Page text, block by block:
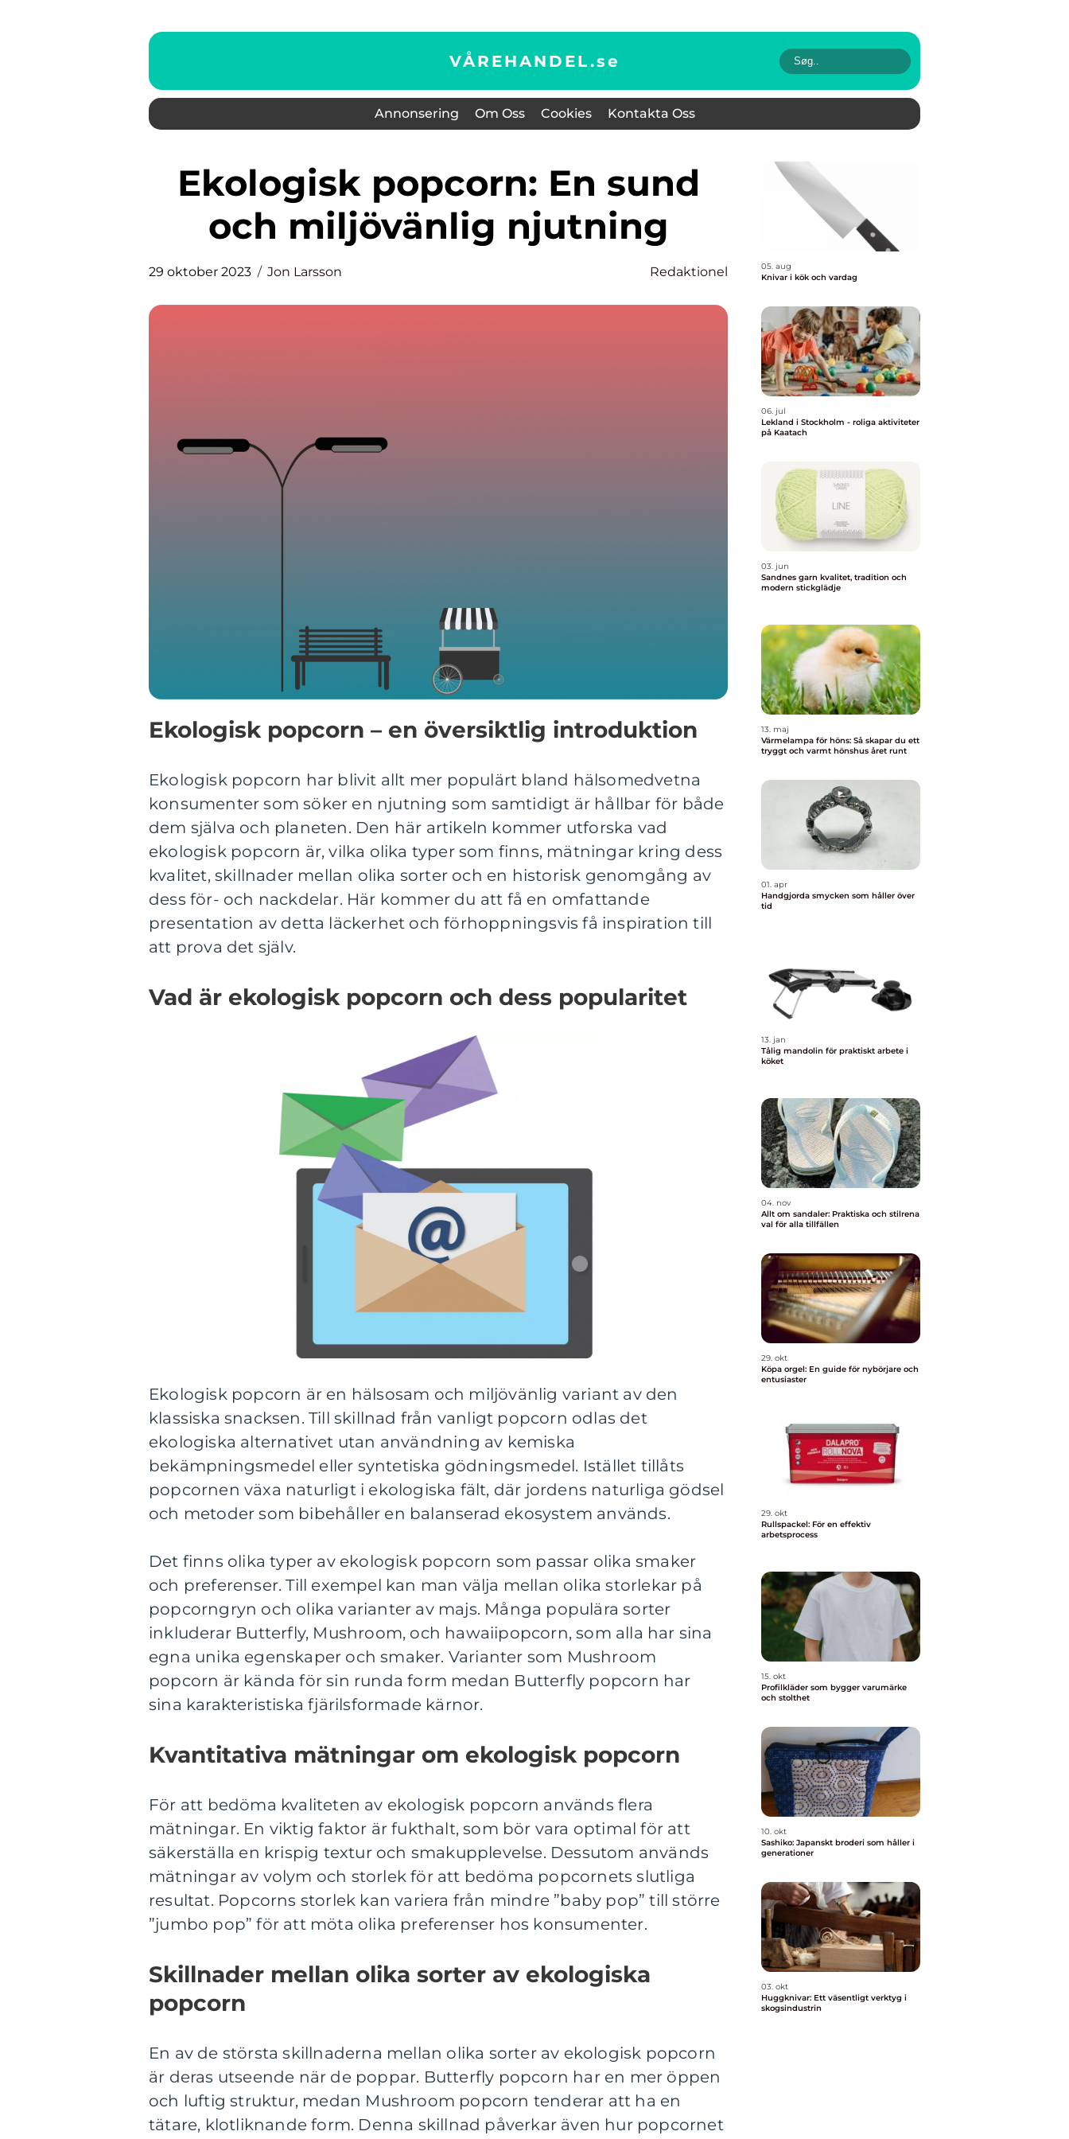
VÅREHANDEL.se
Annonsering Om Oss Cookies Kontakta Oss
Ekologisk popcorn: En sund
och miljövänlig njutning
29 oktober 2023 Jon Larsson Redaktionel
Ekologisk popcorn – en översiktlig introduktion
Ekologisk popcorn har blivit allt mer populärt bland hälsomedvetna
konsumenter som söker en njutning som samtidigt är hållbar för både
dem själva och planeten. Den här artikeln kommer utforska vad
ekologisk popcorn är, vilka olika typer som finns, mätningar kring dess
kvalitet, skillnader mellan olika sorter och en historisk genomgång av
dess för- och nackdelar. Här kommer du att få en omfattande
presentation av detta läckerhet och förhoppningsvis få inspiration till
att prova det själv.
Vad är ekologisk popcorn och dess popularitet
Ekologisk popcorn är en hälsosam och miljövänlig variant av den
klassiska snacksen. Till skillnad från vanligt popcorn odlas det
ekologiska alternativet utan användning av kemiska
bekämpningsmedel eller syntetiska gödningsmedel. Istället tillåts
popcornen växa naturligt i ekologiska fält, där jordens naturliga gödsel
och metoder som bibehåller en balanserad ekosystem används.
Det finns olika typer av ekologisk popcorn som passar olika smaker
och preferenser. Till exempel kan man välja mellan olika storlekar på
popcorngryn och olika varianter av majs. Många populära sorter
inkluderar Butterfly, Mushroom, och hawaiipopcorn, som alla har sina
egna unika egenskaper och smaker. Varianter som Mushroom
popcorn är kända för sin runda form medan Butterfly popcorn har
sina karakteristiska fjärilsformade kärnor.
Kvantitativa mätningar om ekologisk popcorn
För att bedöma kvaliteten av ekologisk popcorn används flera
mätningar. En viktig faktor är fukthalt, som bör vara optimal för att
säkerställa en krispig textur och smakupplevelse. Dessutom används
mätningar av volym och storlek för att bedöma popcornets slutliga
resultat. Popcorns storlek kan variera från mindre ”baby pop” till större
”jumbo pop” för att möta olika preferenser hos konsumenter.
Skillnader mellan olika sorter av ekologiska
popcorn
En av de största skillnaderna mellan olika sorter av ekologisk popcorn
är deras utseende när de poppar. Butterfly popcorn har en mer öppen
och luftig struktur, medan Mushroom popcorn tenderar att ha en
tätare, klotliknande form. Denna skillnad påverkar även hur popcornet
05. aug
Knivar i kök och vardag
06. jul
Lekland i Stockholm - roliga aktiviteter
på Kaatach
03. jun
Sandnes garn kvalitet, tradition och
modern stickglädje
13. maj
Värmelampa för höns: Så skapar du ett
tryggt och varmt hönshus året runt
01. apr
Handgjorda smycken som håller över
tid
13. jan
Tålig mandolin för praktiskt arbete i
köket
04. nov
Allt om sandaler: Praktiska och stilrena
val för alla tillfällen
29. okt
Köpa orgel: En guide för nybörjare och
entusiaster
29. okt
Rullspackel: För en effektiv
arbetsprocess
15. okt
Profilkläder som bygger varumärke
och stolthet
10. okt
Sashiko: Japanskt broderi som håller i
generationer
03. okt
Huggknivar: Ett väsentligt verktyg i
skogsindustrin